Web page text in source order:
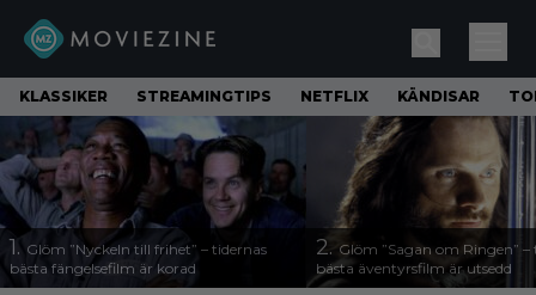
KLASSIKER STREAMINGTIPS NETFLIX KÄNDISAR
1. Glöm ”Nyckeln till frihet” – tidernas
bästa fängelsefilm är korad
2. Glöm ”Sagan om Ringen” –
bästa äventyrsfilm är utsedd